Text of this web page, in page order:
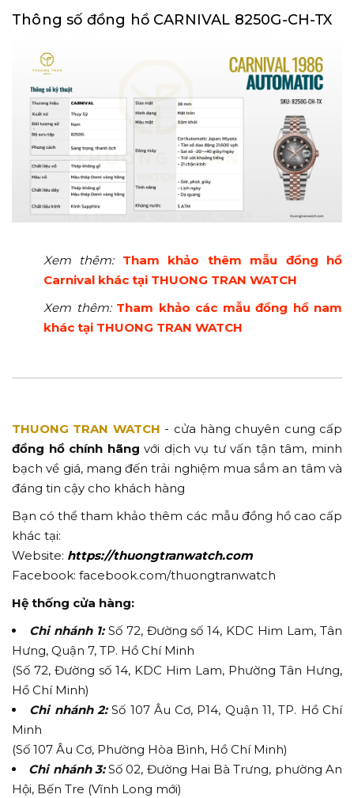
Thông số đồng hồ CARNIVAL 8250G-CH-TX
Xem thêm:
Tham khảo thêm mẫu đồng hồ
Carnival khác tại THUONG TRAN WATCH
Xem thêm: Tham khảo các mẫu đồng hồ nam
khác tại THUONG TRAN WATCH
THUONG TRAN WATCH - cửa hàng chuyên cung cấp
đồng hồ chính hãng với dịch vụ tư vấn tận tâm, minh
bạch về giá, mang đến trải nghiệm mua sắm an tâm và
đáng tin cậy cho khách hàng
Bạn có thể tham khảo thêm các mẫu đồng hồ cao cấp
khác tại:
Website: https://thuongtranwatch.com
Facebook: facebook.com/thuongtranwatch
Hệ thống cửa hàng:
Chi nhánh 1:Số 72, Đường số 14, KDC Him Lam, Tân
Hưng, Quận 7, TP. Hồ Chí Minh
(Số 72, Đường số 14, KDC Him Lam, Phường Tân Hưng,
Hồ Chí Minh)
Chi nhánh 2:Số 107 Âu Cơ, P14, Quận 11, TP. Hồ Chí
Minh
(Số 107 Âu Cơ, Phường Hòa Bình, Hồ Chí Minh)
Chi nhánh 3:Số 02, Đường Hai Bà Trưng, phường An
Hội, Bến Tre (Vĩnh Long mới)